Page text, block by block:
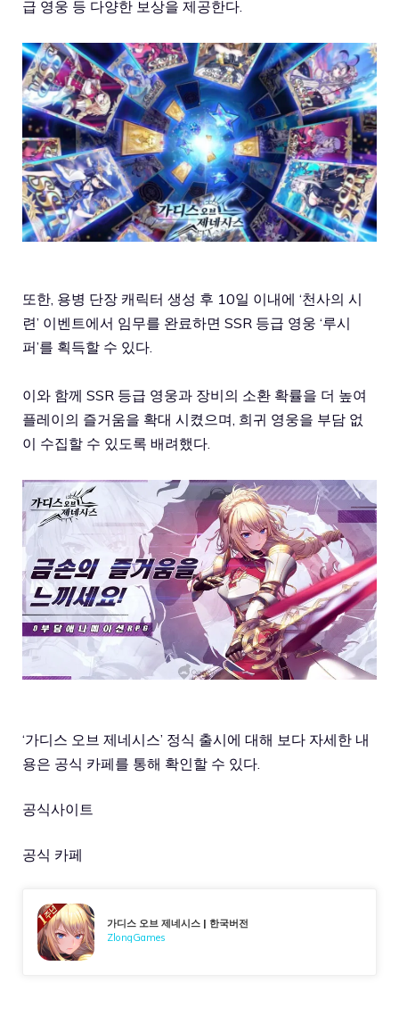
급 영웅 등 다양한 보상을 제공한다.
또한, 용병 단장 캐릭터 생성 후 10일 이내에 ‘천사의 시
련’ 이벤트에서 임무를 완료하면 SSR 등급 영웅 ‘루시
퍼’를 획득할 수 있다.
이와 함께 SSR 등급 영웅과 장비의 소환 확률을 더 높여
플레이의 즐거움을 확대 시켰으며, 희귀 영웅을 부담 없
이 수집할 수 있도록 배려했다.
‘가디스 오브 제네시스’ 정식 출시에 대해 보다 자세한 내
용은 공식 카페를 통해 확인할 수 있다.
공식사이트
공식 카페
가디스 오브 제네시스 | 한국버전
ZlongGames